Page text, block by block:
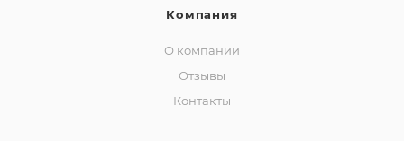
Компания
О компании
Отзывы
Контакты